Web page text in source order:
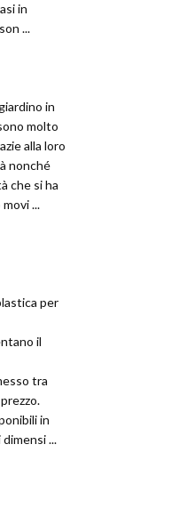
in
...
in
molto
alla loro
nonché
che si ha
...
per
il
tra
in
...